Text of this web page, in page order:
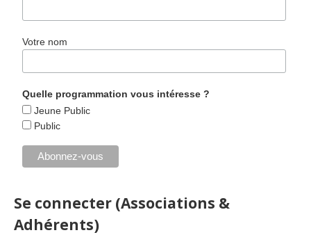
Votre nom
Quelle programmation vous intéresse ?
Jeune Public
Public
Se connecter (Associations &
Adhérents)